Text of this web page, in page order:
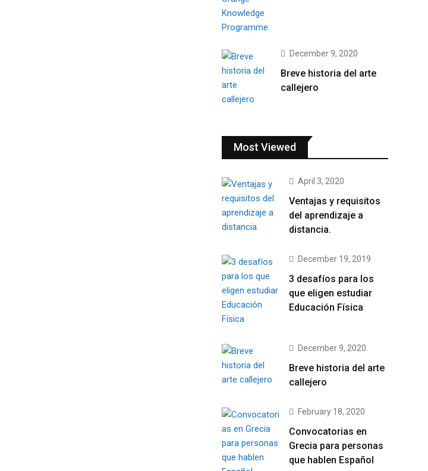
December 9, 2020
Breve historia del arte
callejero
Most Viewed
April 3, 2020
Ventajas y requisitos
del aprendizaje a
distancia.
December 19, 2019
3 desafíos para los
que eligen estudiar
Educación Física
December 9, 2020
Breve historia del arte
callejero
February 18, 2020
Convocatorias en
Grecia para personas
que hablen Español